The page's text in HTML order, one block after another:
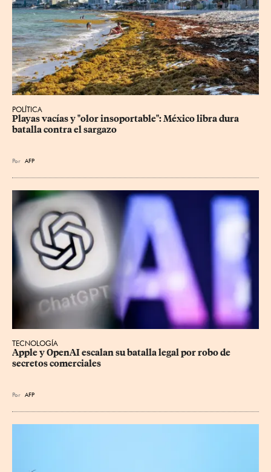
POLÍTICA
Playas vacías y "olor insoportable": México libra dura
batalla contra el sargazo
Por AFP
TECNOLOGÍA
Apple y OpenAI escalan su batalla legal por robo de
secretos comerciales
Por AFP